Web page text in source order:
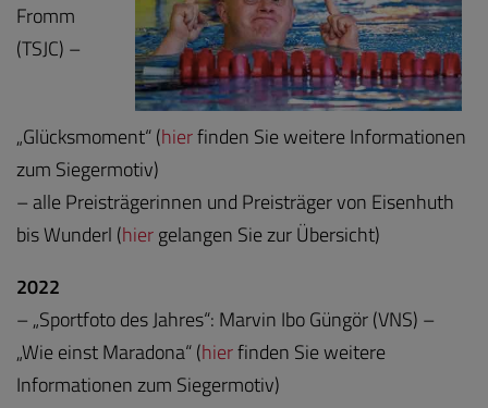
Fromm
(TSJC) –
„Glücksmoment“ (hierfinden Sie weitere Informationen
zum Siegermotiv)
– alle Preisträgerinnen und Preisträger von Eisenhuth
bis Wunderl (hiergelangen Sie zur Übersicht)
2022
– „Sportfoto des Jahres“: Marvin Ibo Güngör (VNS) –
„Wie einst Maradona“ (hierfinden Sie weitere
Informationen zum Siegermotiv)